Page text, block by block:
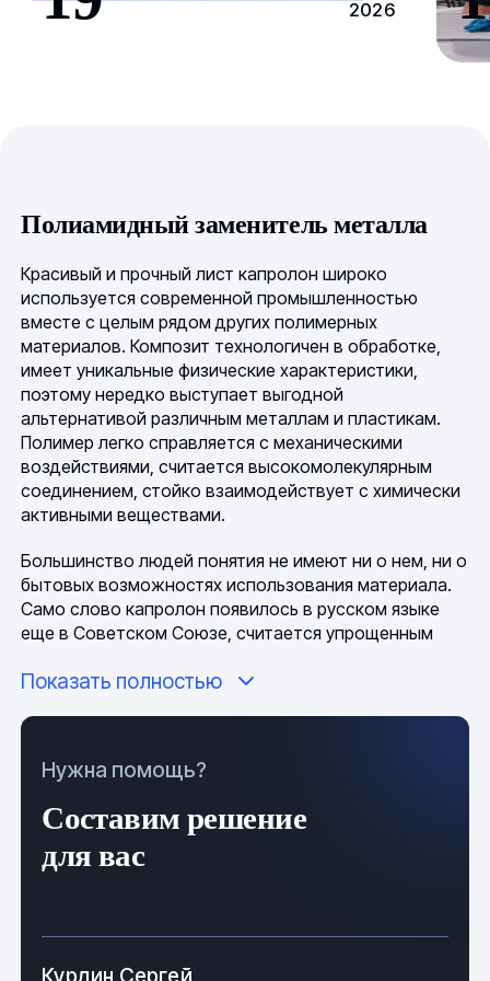
2026
Полиамидный заменитель металла
Красивый и прочный лист капролон широко
используется современной промышленностью
вместе с целым рядом других полимерных
материалов. Композит технологичен в обработке,
имеет уникальные физические характеристики,
поэтому нередко выступает выгодной
альтернативой различным металлам и пластикам.
Полимер легко справляется с механическими
воздействиями, считается высокомолекулярным
соединением, стойко взаимодействует с химически
активными веществами.
Большинство людей понятия не имеют ни о нем, ни о
бытовых возможностях использования материала.
Само слово капролон появилось в русском языке
еще в Советском Союзе, считается упрощенным
кристаллического капролактама, путем анионной
конструкционным полимером. Обычно окрашен в
представляет опасности для людей, не имеет
Особенности листового капролона
Показать полностью
Нужна помощь?
Составим решение
для вас
Курдин Сергей